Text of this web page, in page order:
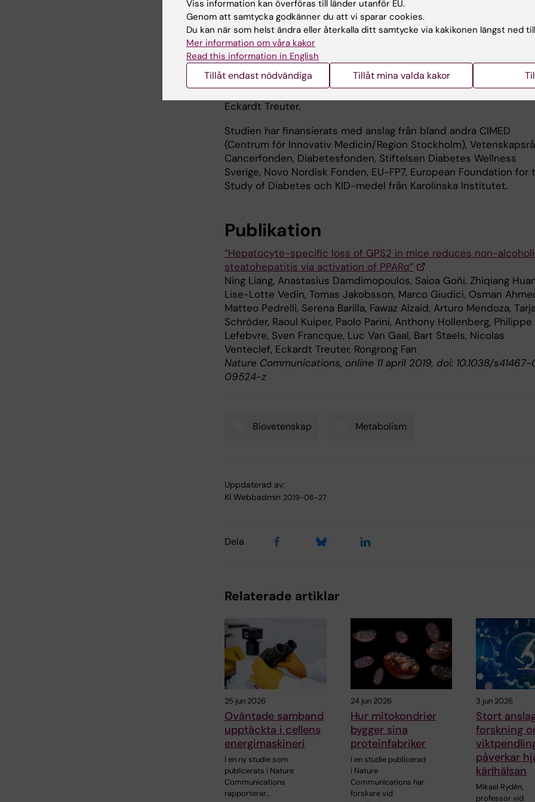
av fettleversjukdom, säger Rongrong Fan.
Forskarna tror att den identifierade mekanismen kan vara relevant
för framtida behandlingsstrategier, men betonar att de behöver
mer om ytterligare funktioner av GPS2.
– Vi kommer nu att undersöka GSP2 i immuncellerna i levern,
Eckardt Treuter.
Studien har finansierats med anslag från bland andra CIMED
(Centrum för Innovativ Medicin/Region Stockholm),
Cancerfonden, Diabetesfonden, Stiftelsen Diabetes Wellness
Sverige, Novo Nordisk Fonden, EU-FP7, European Foundation for
Study of Diabetes och KID-medel från Karolinska Institutet.
Publikation
”Hepatocyte-specific loss of GPS2 in mice reduces non-
steatohepatitis via activation of PPARα”
Ning Liang, Anastasius Damdimopoulos, Saioa Goñi, Zhiqiang
Lise-Lotte Vedin, Tomas Jakobsson, Marco Giudici, Osman
Matteo Pedrelli, Serena Barilla, Fawaz Alzaid, Arturo Mendoza, Tarja
Schröder, Raoul Kuiper, Paolo Parini, Anthony Hollenberg, Philippe
Lefebvre, Sven Francque, Luc Van Gaal, Bart Staels, Nicolas
Venteclef, Eckardt Treuter, Rongrong Fan
Nature Communications, online 11 april 2019, doi: 10.1038/s41467-
09524-z
Biovetenskap Metabolism
Uppdaterad av:
KI Webbadmin 2019-06-27
Dela
Relaterade artiklar
25 jun 2026
Oväntade samband
upptäckta i cellens
energimaskineri
I en ny studie som
publicerats i Nature
Communications
rapporterar…
24 jun 2026
Hur mitokondrier
bygger sina
proteinfabriker
I en studie publicerad
i Nature
Communications har
forskare vid
3 jun 2026
Stort
forskning
påverkar
kärlhälsan
Mikael Rydén,
professor vid
Viss information kan överföras till länder utanför EU.
Genom att samtycka godkänner du att vi sparar cookies.
Du kan när som helst ändra eller återkalla ditt samtycke via kakikonen längst ned
Mer information om våra kakor
Read this information in English
Tillåt endast nödvändiga Tillåt mina valda kakor